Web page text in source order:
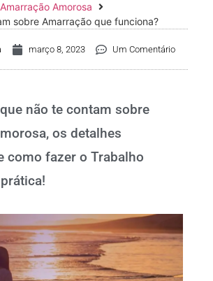
Amorosa
sobre Amarração que funciona?
março 8, 2023 Um Comentário
não te contam sobre
os detalhes
como fazer o Trabalho